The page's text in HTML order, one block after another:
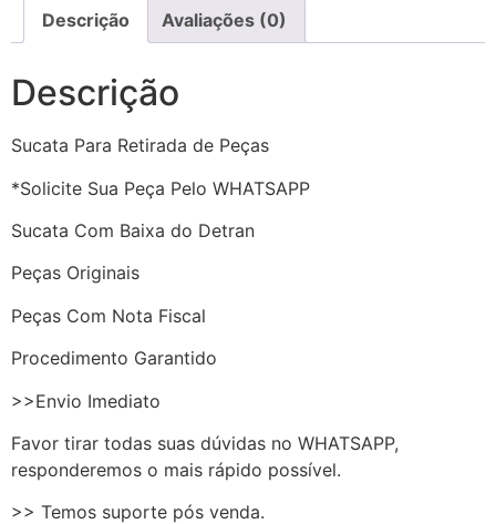
Descrição Avaliações (0)
Descrição
Sucata Para Retirada de Peças
*Solicite Sua Peça Pelo WHATSAPP
Sucata Com Baixa do Detran
Peças Originais
Peças Com Nota Fiscal
Procedimento Garantido
>>Envio Imediato
Favor tirar todas suas dúvidas no WHATSAPP,
responderemos o mais rápido possível.
>> Temos suporte pós venda.